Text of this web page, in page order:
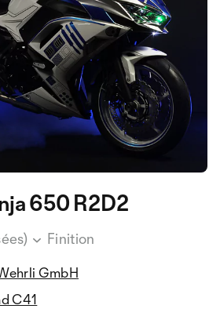
650 R2D2
Finition
GmbH
C41